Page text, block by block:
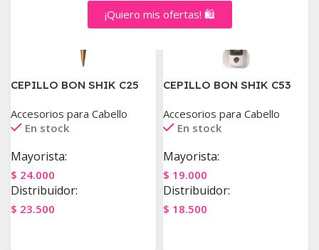
¡Quiero mis ofertas! 🛍️
CEPILLO BON SHIK C25
Accesorios para Cabello
En stock
Mayorista:
$ 24.000
Distribuidor:
$ 23.500
CEPILLO BON SHIK C53
Accesorios para Cabello
En stock
Mayorista:
$ 19.000
Distribuidor:
$ 18.500